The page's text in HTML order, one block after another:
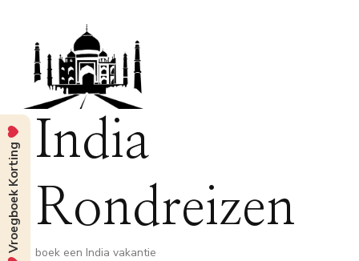
India
Rondreizen
boek een India vakantie
Vroegboek Korting